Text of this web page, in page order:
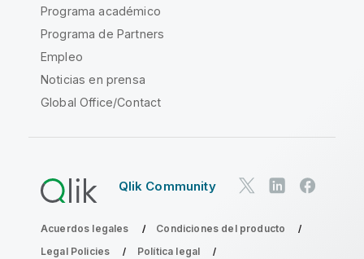
Programa académico
Programa de Partners
Empleo
Noticias en prensa
Global Office/Contact
Qlik Community
Acuerdos legales
Condiciones del producto
Legal Policies
Política legal